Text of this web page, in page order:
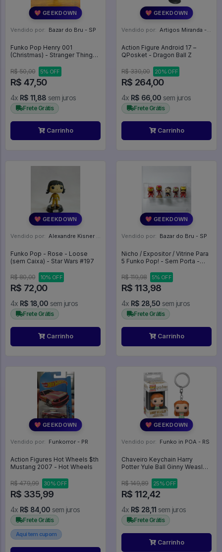
💖 GEEKDOWN
Vendido por: Bazar do Bru - SP
Funko Pop Henry 001
(Christmas) - Stranger Things
Stranger Things #00
R$ 50,00 5% OFF
R$ 47,50
4x R$ 11,88 sem juros
Frete Grátis
Carrinho
💖 GEEKDOWN
Vendido por: Artigos Miranda - RJ
Action Figure Android 17 –
QPosket - Dragon Ball Z
R$ 330,00 20% OFF
R$ 264,00
4x R$ 66,00 sem juros
Frete Grátis
Carrinho
💖 GEEKDOWN
Vendido por: Alexandre Kisner - PR
Funko Pop - Rose - Loose
(sem Caixa) - Star Wars #197
R$ 80,00 10% OFF
R$ 72,00
4x R$ 18,00 sem juros
Frete Grátis
Carrinho
💖 GEEKDOWN
Vendido por: Bazar do Bru - SP
Nicho / Expositor / Vitrine Para
5 Funko Pop! - Sem Porta -
R$ 119,98
5% OFF
R$ 113,98
4x R$ 28,50 sem juros
Frete Grátis
Carrinho
💖 GEEKDOWN
Vendido por: Funkorror - PR
Action Figures Hot Wheels $th
Mustang 2007 - Hot Wheels
R$ 479,99 30% OFF
R$ 335,99
4x R$ 84,00 sem juros
Frete Grátis
Aqui tem cupom
💖 GEEKDOWN
Vendido por: Funko in POA - RS
Chaveiro Keychain Harry
Potter Yule Ball Ginny Weasley
R$ 149,89
25% OFF
R$ 112,42
4x R$ 28,11 sem juros
Frete Grátis
Carrinho